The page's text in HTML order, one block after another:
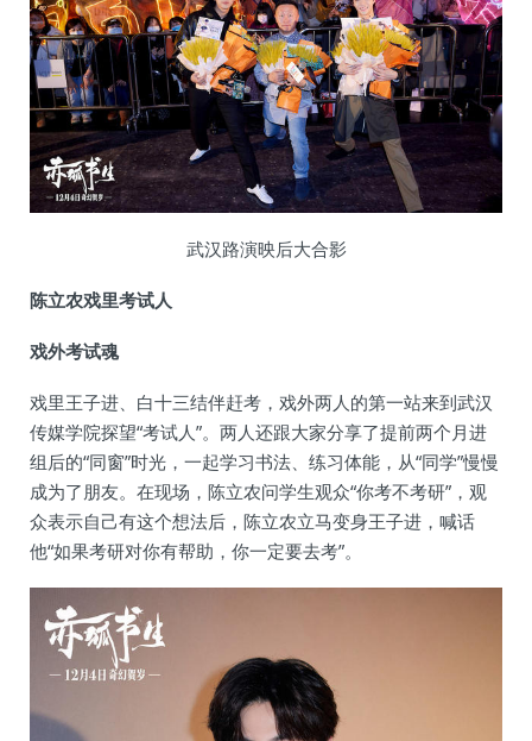
武汉路演映后大合影
陈立农戏里考试人
戏外考试魂
戏里王子进、白十三结伴赶考，戏外两人的第一站来到武汉
传媒学院探望“考试人”。两人还跟大家分享了提前两个月进
组后的“同窗”时光，一起学习书法、练习体能，从“同学”慢慢
成为了朋友。在现场，陈立农问学生观众“你考不考研”，观
众表示自己有这个想法后，陈立农立马变身王子进，喊话
他“如果考研对你有帮助，你一定要去考”。